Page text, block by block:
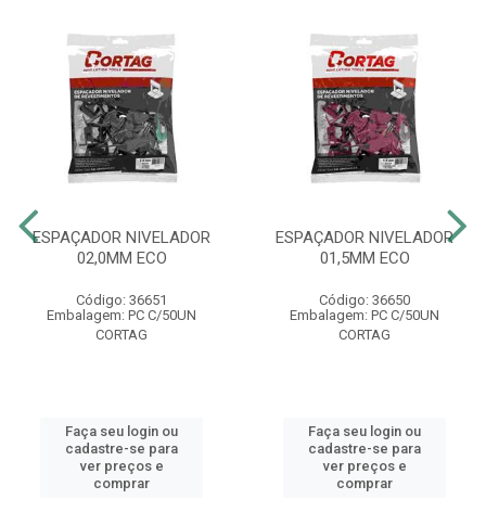
ESPAÇADOR NIVELADOR
02,0MM ECO
Código: 36651
Embalagem: PC C/50UN
CORTAG
Faça seu login ou
cadastre-se para
ver preços e
comprar
ESPAÇADOR NIVELADOR
01,5MM ECO
Código: 36650
Embalagem: PC C/50UN
CORTAG
Faça seu login ou
cadastre-se para
ver preços e
comprar